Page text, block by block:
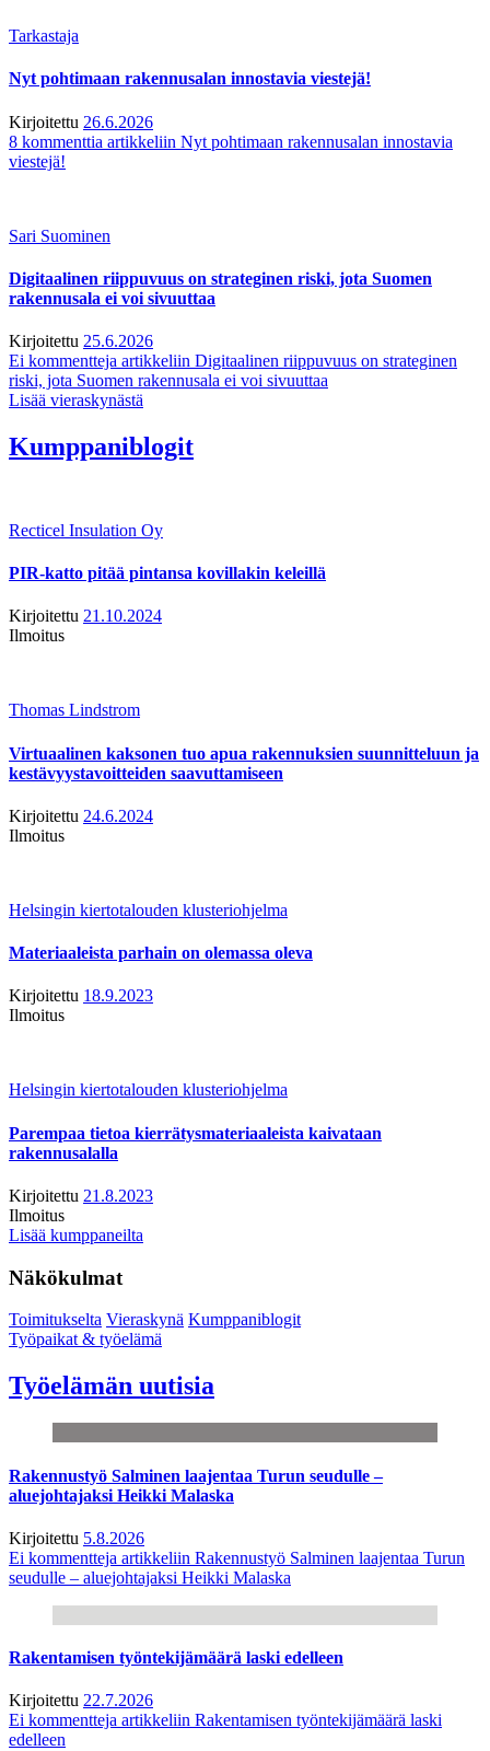
Tarkastaja
Nyt pohtimaan rakennusalan innostavia viestejä!
Kirjoitettu 26.6.2026
8 kommenttia artikkeliin Nyt pohtimaan rakennusalan innostavia
viestejä!
Sari Suominen
Digitaalinen riippuvuus on strateginen riski, jota Suomen
rakennusala ei voi sivuuttaa
Kirjoitettu 25.6.2026
Ei kommentteja artikkeliin Digitaalinen riippuvuus on strateginen
riski, jota Suomen rakennusala ei voi sivuuttaa
Lisää vieraskynästä
Kumppaniblogit
Recticel Insulation Oy
PIR-katto pitää pintansa kovillakin keleillä
Kirjoitettu 21.10.2024
Ilmoitus
Thomas Lindstrom
Virtuaalinen kaksonen tuo apua rakennuksien suunnitteluun ja
kestävyystavoitteiden saavuttamiseen
Kirjoitettu 24.6.2024
Ilmoitus
Helsingin kiertotalouden klusteriohjelma
Materiaaleista parhain on olemassa oleva
Kirjoitettu 18.9.2023
Ilmoitus
Helsingin kiertotalouden klusteriohjelma
Parempaa tietoa kierrätysmateriaaleista kaivataan
rakennusalalla
Kirjoitettu 21.8.2023
Ilmoitus
Lisää kumppaneilta
Näkökulmat
Toimitukselta Vieraskynä Kumppaniblogit
Työpaikat & työelämä
Työelämän uutisia
Rakennustyö Salminen laajentaa Turun seudulle –
aluejohtajaksi Heikki Malaska
Kirjoitettu 5.8.2026
Ei kommentteja artikkeliin Rakennustyö Salminen laajentaa Turun
seudulle – aluejohtajaksi Heikki Malaska
Rakentamisen työntekijämäärä laski edelleen
Kirjoitettu 22.7.2026
Ei kommentteja artikkeliin Rakentamisen työntekijämäärä laski
edelleen